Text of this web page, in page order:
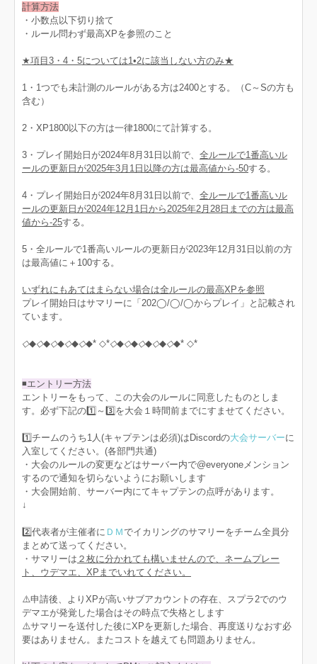
計算方法
・小数点以下切り捨て
・ルール問わず最高XPを参照のこと
★項目3・4・5については1•2に該当しない方のみ★
1・1つでも未計測のルールがある方は2400とする。（C～Sの方も
含む）
2・XP1800以下の方は一律1800にて計算する。
3・プレイ開始日が2024年8月31日以前で、 全ルールで1番高いル
ールの更新日が2025年3月1日以降の方は最高値から-50する。
4・プレイ開始日が2024年8月31日以前で、 全ルールで1番高いル
ールの更新日が2024年12月1日から2025年2月28日までの方は最高
値から-25する。
5・全ルールで1番高いルールの更新日が2023年12月31日以前の方
は最高値に＋100する。
いずれにもあてはまらない場合は全ルールの最高XPを参照
プレイ開始日はサマリーに「202◯/◯/◯からプレイ」と記載され
ています。
◇◆◇◆◇◆◇◆◇◆* ◇*◇◆◇◆◇◆◇◆◇◆* ◇*
◾️エントリー方法
エントリーをもって、この大会のルールに同意したものとしま
す。必ず下記の1️⃣～3️⃣を大会１時間前までにすませてください。
1️⃣チームのうち1人(キャプテンは必須)はDiscordの大会サーバーに
入室してください。(各部門共通)
・大会のルールの変更などはサーバー内で@everyoneメンション
するので通知を切らないようにお願いします
・大会開始前、サーバー内にてキャプテンの点呼があります。
↓
2️⃣代表者が主催者に ＤＭでイカリングのサマリーをチーム全員分
まとめて送ってください。
・サマリーは ２枚に分かれても構いませんので、ネームプレー
ト、ウデマエ、XPまでいれてください。
⚠️申請後、よりXPが高いサブアカウントの存在、スプラ2でのウ
デマエが発覚した場合はその時点で失格とします
⚠️サマリーを送付した後にXPを更新した場合、再度送りなおす必
要はありません。またコストを越えても問題ありません。